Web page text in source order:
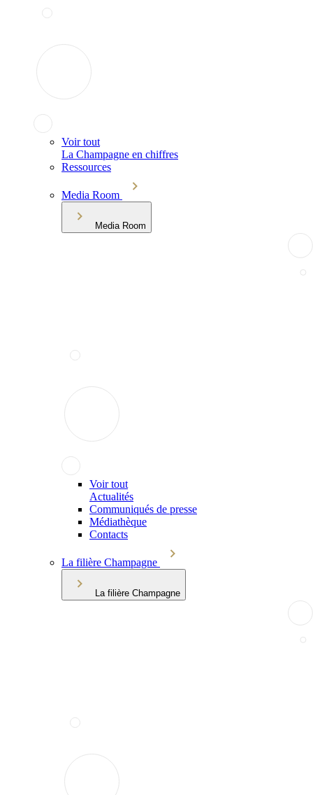
Voir tout
La Champagne en chiffres
Ressources
Media Room
Media Room
Voir tout
Actualités
Communiqués de presse
Médiathèque
Contacts
La filière Champagne
La filière Champagne